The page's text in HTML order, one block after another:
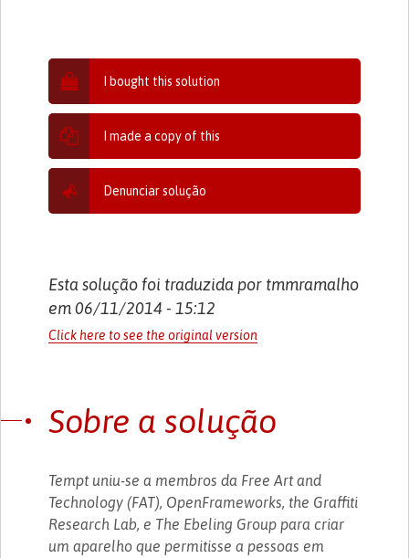
I bought this solution
I made a copy of this
Denunciar solução
Esta solução foi traduzida por tmmramalho
em 06/11/2014 - 15:12
Click here to see the original version
Sobre a solução
Tempt uniu-se a membros da Free Art and
Technology (FAT), OpenFrameworks, the Graffiti
Research Lab, e The Ebeling Group para criar
um aparelho que permitisse a pessoas em